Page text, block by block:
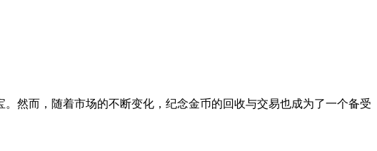
然而，随着市场的不断变化，纪念金币的回收与交易也成为了一个备受